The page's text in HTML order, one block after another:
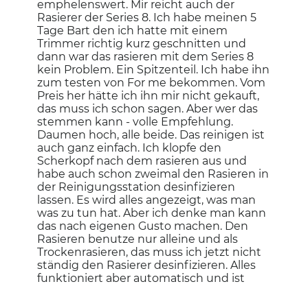
emphelenswert. Mir reicht auch der
Rasierer der Series 8. Ich habe meinen 5
Tage Bart den ich hatte mit einem
Trimmer richtig kurz geschnitten und
dann war das rasieren mit dem Series 8
kein Problem. Ein Spitzenteil. Ich habe ihn
zum testen von For me bekommen. Vom
Preis her hätte ich ihn mir nicht gekauft,
das muss ich schon sagen. Aber wer das
stemmen kann - volle Empfehlung.
Daumen hoch, alle beide. Das reinigen ist
auch ganz einfach. Ich klopfe den
Scherkopf nach dem rasieren aus und
habe auch schon zweimal den Rasieren in
der Reinigungsstation desinfizieren
lassen. Es wird alles angezeigt, was man
was zu tun hat. Aber ich denke man kann
das nach eigenen Gusto machen. Den
Rasieren benutze nur alleine und als
Trockenrasieren, das muss ich jetzt nicht
ständig den Rasierer desinfizieren. Alles
funktioniert aber automatisch und ist